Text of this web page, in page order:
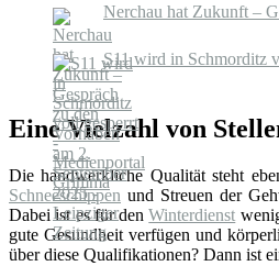
Nerchau hat Zukunft –
S11 wird in Schmorditz
Eine Vielzahl von
Die handwerkliche Qualität steht
Schneeschippen und Streuen der
Dabei ist es für denWinterdienst
gute Gesundheit verfügen und
über diese Qualifikationen? Dann ist